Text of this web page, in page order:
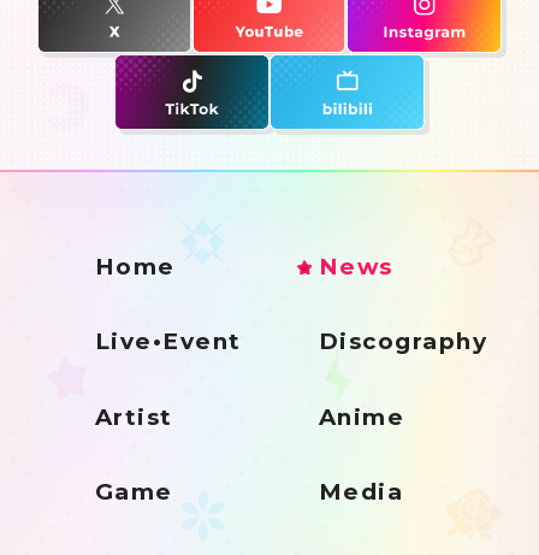
Home News
Live•Event Discography
Artist Anime
Game Media